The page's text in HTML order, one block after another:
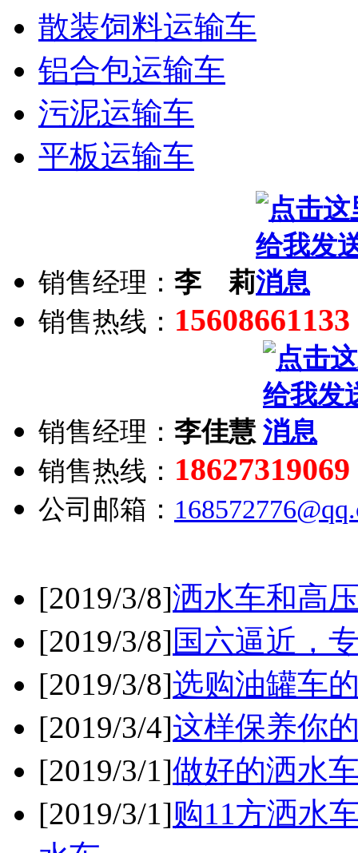
散装饲料运输车
铝合包运输车
污泥运输车
平板运输车
销售经理： 李 莉
销售热线： 15608661133
销售经理： 李佳慧
销售热线： 18627319069
公司邮箱：
[2019/3/8]洒水车和高
[2019/3/8]国六逼近，
[2019/3/8]选购油罐车
[2019/3/4]这样保养你
[2019/3/1]做好的洒水
[2019/3/1]购11方洒水